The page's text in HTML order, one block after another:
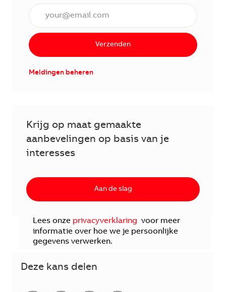
Verzenden
Meldingen beheren
Krijg op maat gemaakte
aanbevelingen op basis van je
interesses
Aan de slag
Lees onze privacyverklaring voor meer
informatie over hoe we je persoonlijke
gegevens verwerken.
Deze kans delen